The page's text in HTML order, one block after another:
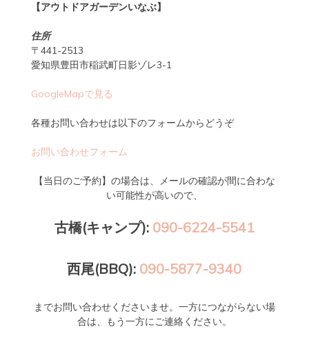
【アウトドアガーデンいなぶ】
住所
〒441-2513
愛知県豊田市稲武町日影ゾレ3-1
GoogleMapで見る
各種お問い合わせは以下のフォームからどうぞ
お問い合わせフォーム
【当日のご予約】の場合は、メールの確認が間に合わな
い可能性が高いので、
古橋(キャンプ): 090-6224-5541
西尾(BBQ): 090-5877-9340
までお問い合わせくださいませ。一方につながらない場
合は、もう一方にご連絡ください。